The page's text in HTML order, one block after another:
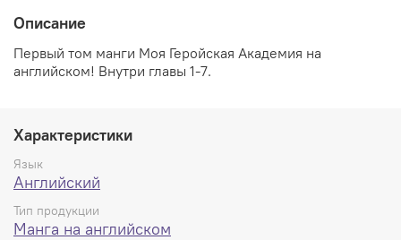
Описание
Первый том манги Моя Геройская Академия на
английском! Внутри главы 1-7.
Характеристики
Язык
Английский
Тип продукции
Манга на английском